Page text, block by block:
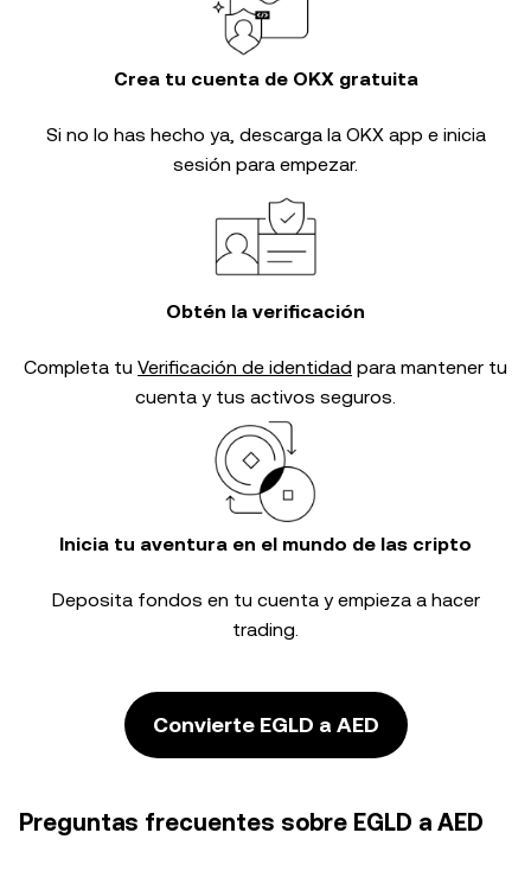
Crea tu cuenta de OKX gratuita
Si no lo has hecho ya, descarga la OKX app e inicia
sesión para empezar.
Obtén la verificación
Completa tu Verificación de identidad para mantener tu
cuenta y tus activos seguros.
Inicia tu aventura en el mundo de las cripto
Deposita fondos en tu cuenta y empieza a hacer
trading.
Convierte EGLD a AED
Preguntas frecuentes sobre EGLD a AED